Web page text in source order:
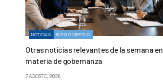
NOTICIAS BUEN GOBIERNO
Otras noticias relevantes de la semana en
materia de gobernanza
7 AGOSTO, 2026